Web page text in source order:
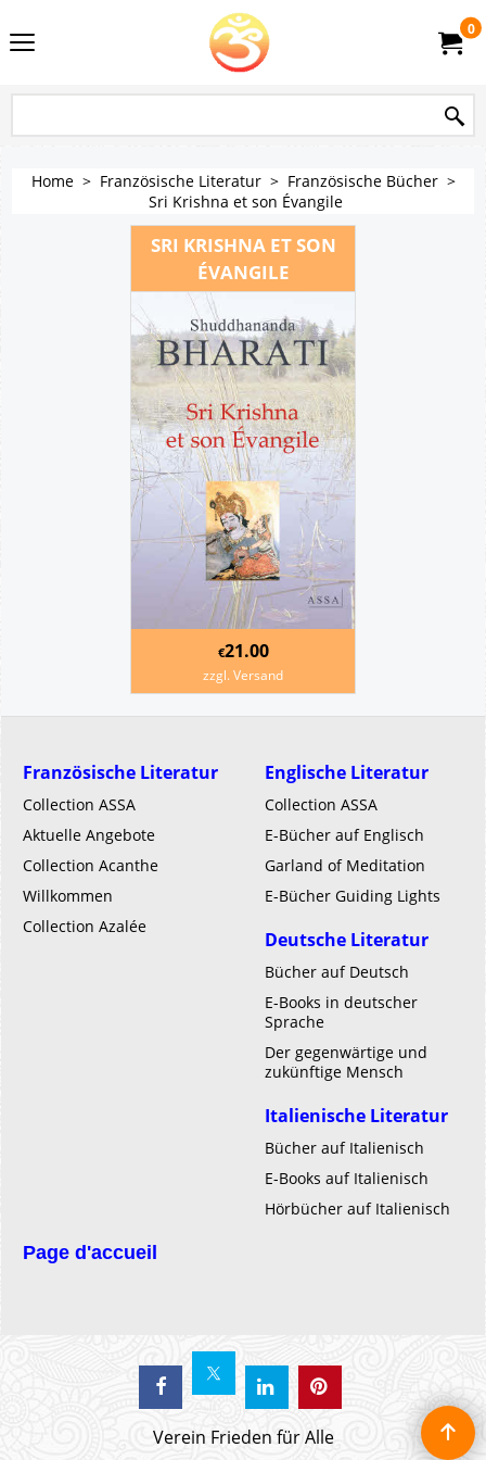
0
Home > Französische Literatur > Französische Bücher >
Sri Krishna et son Évangile
SRI KRISHNA ET SON
ÉVANGILE
€21.00
zzgl. Versand
Französische Literatur
Collection ASSA
Aktuelle Angebote
Collection Acanthe
Willkommen
Collection Azalée
Englische Literatur
Collection ASSA
E-Bücher auf Englisch
Garland of Meditation
E-Bücher Guiding Lights
Deutsche Literatur
Bücher auf Deutsch
E-Books in deutscher
Sprache
Der gegenwärtige und
zukünftige Mensch
Italienische Literatur
Bücher auf Italienisch
E-Books auf Italienisch
Hörbücher auf Italienisch
Page d'accueil
Verein Frieden für Alle